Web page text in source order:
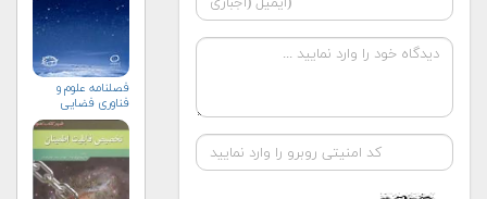
فصلنامه علوم و
فناوری فضایی